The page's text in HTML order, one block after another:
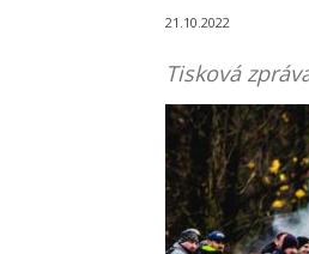
21.10.2022
Tisková